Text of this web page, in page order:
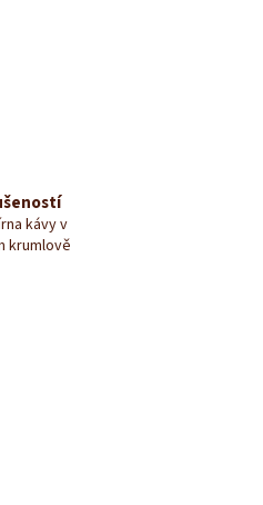
kávy v
krumlově